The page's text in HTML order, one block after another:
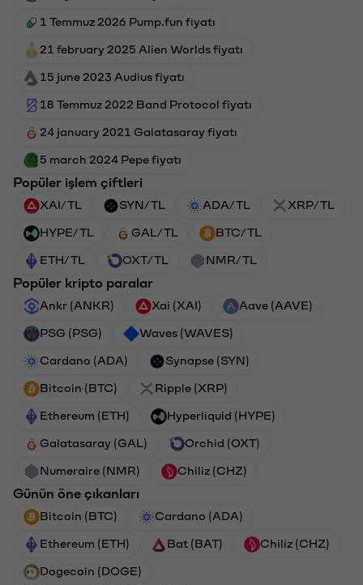
1 Temmuz 2026 Pump.fun fiyatı
21 february 2025 Alien Worlds fiyatı
15 june 2023 Audius fiyatı
18 Temmuz 2022 Band Protocol fiyatı
24 january 2021 Galatasaray fiyatı
5 march 2024 Pepe fiyatı
Popüler işlem çiftleri
XAI/TL SYN/TL ADA/TL XRP/TL
HYPE/TL GAL/TL BTC/TL
ETH/TL OXT/TL NMR/TL
Popüler kripto paralar
Ankr (ANKR) Xai (XAI) Aave (AAVE)
PSG (PSG) Waves (WAVES)
Cardano (ADA) Synapse (SYN)
Bitcoin (BTC) Ripple (XRP)
Ethereum (ETH) Hyperliquid (HYPE)
Galatasaray (GAL) Orchid (OXT)
Numeraire (NMR) Chiliz (CHZ)
Günün öne çıkanları
Bitcoin (BTC) Cardano (ADA)
Ethereum (ETH) Bat (BAT) Chiliz (CHZ)
Dogecoin (DOGE)